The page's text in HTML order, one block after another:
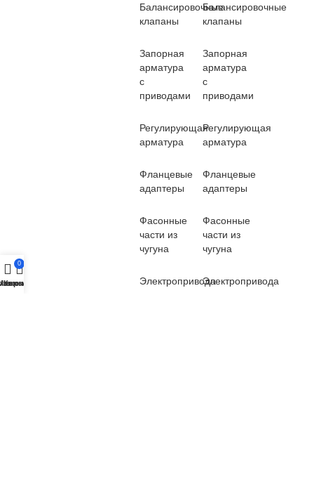
Балансировочные
клапаны
Запорная
арматура
с
приводами
Регулирующая
арматура
Фланцевые
адаптеры
Фасонные
части из
чугуна
Электропривода
Балансировочные
клапаны
Запорная
арматура
с
приводами
Регулирующая
арматура
Фланцевые
адаптеры
Фасонные
части из
чугуна
Электропривода
0
Корзина